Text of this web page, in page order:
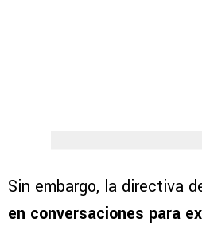
Sin embargo, la directiva
en conversaciones para